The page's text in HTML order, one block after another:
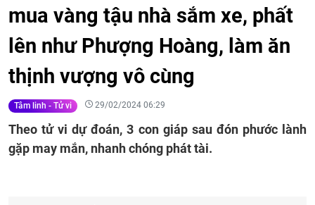
mua vàng tậu nhà sắm xe, phất
lên như Phượng Hoàng, làm ăn
thịnh vượng vô cùng
Tâm linh - Tử vi 29/02/2024 06:29
Theo tử vi dự đoán, 3 con giáp sau đón phước lành
gặp may mắn, nhanh chóng phát tài.